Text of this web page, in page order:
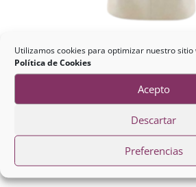
Utilizamos cookies para optimizar nuestro sitio
Política de Cookies
Acepto
Descartar
Preferencias
Mesa Centro Metal
Madera
86,00€